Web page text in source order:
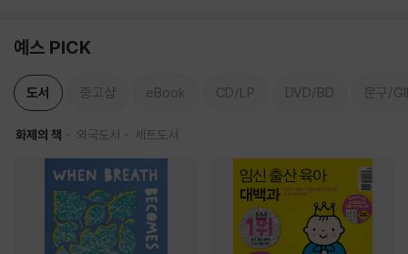
예스 PICK
도서 중고샵 eBook CD/LP DVD/BD 문구/
화제의 책 외국도서 세트도서